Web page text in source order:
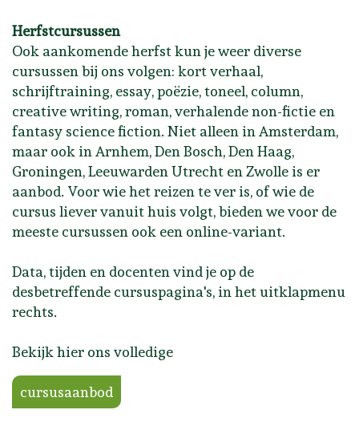
Herfstcursussen
Ook aankomende herfst kun je weer diverse
cursussen bij ons volgen: kort verhaal,
schrijftraining, essay, poëzie, toneel, column,
creative writing, roman, verhalende non-fictie en
fantasy science fiction. Niet alleen in Amsterdam,
maar ook in Arnhem, Den Bosch, Den Haag,
Groningen, Leeuwarden Utrecht en Zwolle is er
aanbod. Voor wie het reizen te ver is, of wie de
cursus liever vanuit huis volgt, bieden we voor de
meeste cursussen ook een online-variant.
Data, tijden en docenten vind je op de
desbetreffende cursuspagina's, in het uitklapmenu
rechts.
Bekijk hier ons volledige
cursusaanbod